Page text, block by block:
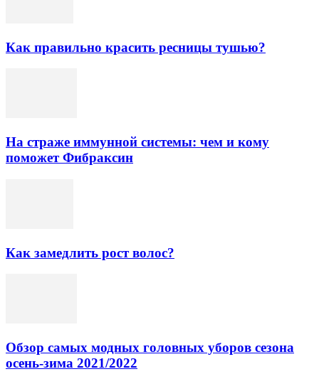
Как правильно красить ресницы тушью?
На страже иммунной системы: чем и кому
поможет Фибраксин
Как замедлить рост волос?
Обзор самых модных головных уборов сезона
осень-зима 2021/2022